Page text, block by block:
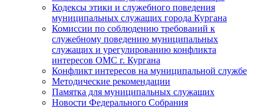
Кодексы этики и служебного поведения
муниципальных служащих города Кургана
Комиссии по соблюдению требований к
служебному поведению муниципальных
служащих и урегулированию конфликта
интересов ОМС г. Кургана
Конфликт интересов на муниципальной службе
Методические рекомендации
Памятка для муниципальных служащих
Новости Федерального Cобрания